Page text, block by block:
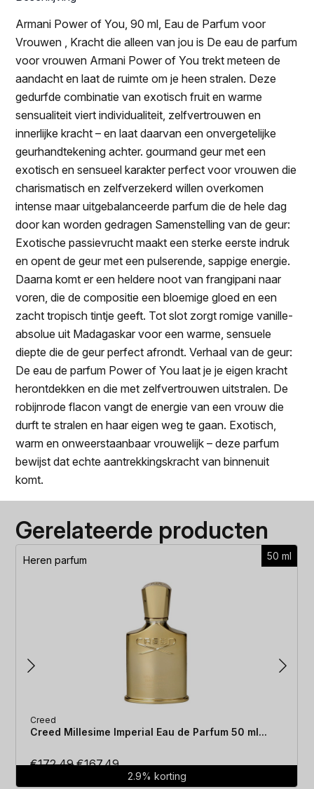
Armani Power of You, 90 ml, Eau de Parfum voor
Vrouwen , Kracht die alleen van jou is De eau de parfum
voor vrouwen Armani Power of You trekt meteen de
aandacht en laat de ruimte om je heen stralen. Deze
gedurfde combinatie van exotisch fruit en warme
sensualiteit viert individualiteit, zelfvertrouwen en
innerlijke kracht – en laat daarvan een onvergetelijke
geurhandtekening achter. gourmand geur met een
exotisch en sensueel karakter perfect voor vrouwen die
charismatisch en zelfverzekerd willen overkomen
intense maar uitgebalanceerde parfum die de hele dag
door kan worden gedragen Samenstelling van de geur:
Exotische passievrucht maakt een sterke eerste indruk
en opent de geur met een pulserende, sappige energie.
Daarna komt er een heldere noot van frangipani naar
voren, die de compositie een bloemige gloed en een
zacht tropisch tintje geeft. Tot slot zorgt romige vanille-
absolue uit Madagaskar voor een warme, sensuele
diepte die de geur perfect afrondt. Verhaal van de geur:
De eau de parfum Power of You laat je je eigen kracht
herontdekken en die met zelfvertrouwen uitstralen. De
robijnrode flacon vangt de energie van een vrouw die
durft te stralen en haar eigen weg te gaan. Exotisch,
warm en onweerstaanbaar vrouwelijk – deze parfum
bewijst dat echte aantrekkingskracht van binnenuit
komt.
Gerelateerde producten
50 ml
Heren parfum
Creed
Creed Millesime Imperial Eau de Parfum 50 ml...
€172.49Oorspronkelijke
€167.49Huidige
prijs
2.9% korting